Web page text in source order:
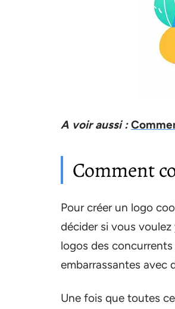
A voir aussi :
Comment
Pour créer un logo
décider si vous
logos des
embarrassantes avec
Une fois que toutes